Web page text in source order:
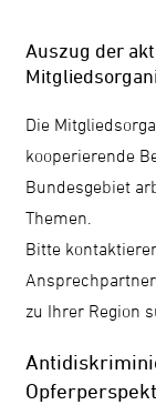
Auszug der
Die
kooperierende
Bundesgebiet
Themen.
Bitte
zu Ihrer Region